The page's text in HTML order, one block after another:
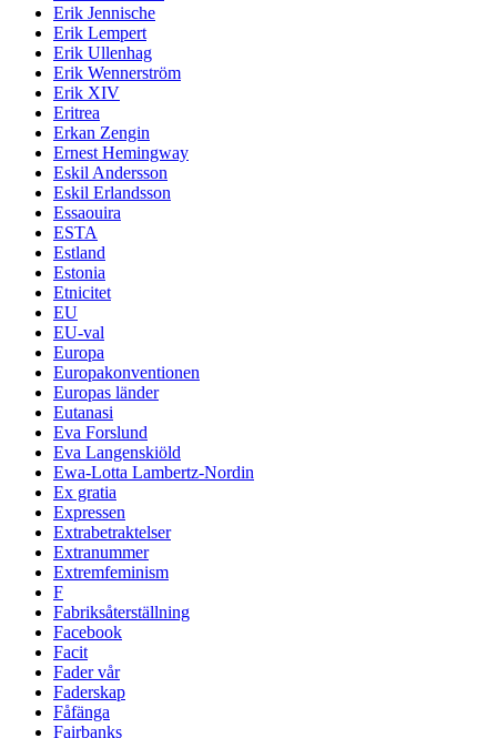
Erik Jennische
Erik Lempert
Erik Ullenhag
Erik Wennerström
Erik XIV
Eritrea
Erkan Zengin
Ernest Hemingway
Eskil Andersson
Eskil Erlandsson
Essaouira
ESTA
Estland
Estonia
Etnicitet
EU
EU-val
Europa
Europakonventionen
Europas länder
Eutanasi
Eva Forslund
Eva Langenskiöld
Ewa-Lotta Lambertz-Nordin
Ex gratia
Expressen
Extrabetraktelser
Extranummer
Extremfeminism
F
Fabriksåterställning
Facebook
Facit
Fader vår
Faderskap
Fåfänga
Fairbanks